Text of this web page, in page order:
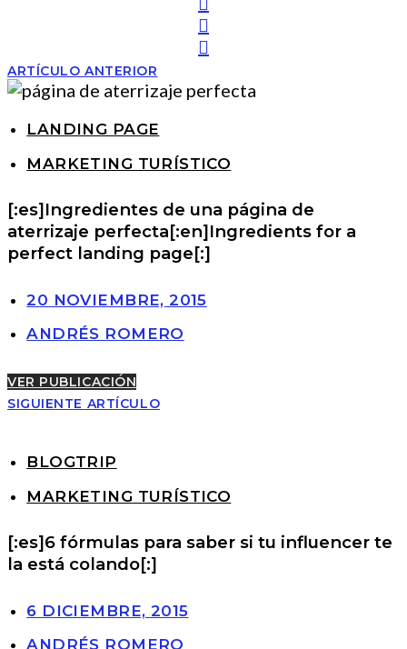
ARTÍCULO ANTERIOR
LANDING PAGE
MARKETING TURÍSTICO
[:es]Ingredientes de una página de
aterrizaje perfecta[:en]Ingredients for a
perfect landing page[:]
20 NOVIEMBRE, 2015
ANDRÉS ROMERO
VER PUBLICACIÓN
SIGUIENTE ARTÍCULO
BLOGTRIP
MARKETING TURÍSTICO
[:es]6 fórmulas para saber si tu influencer te
la está colando[:]
6 DICIEMBRE, 2015
ANDRÉS ROMERO